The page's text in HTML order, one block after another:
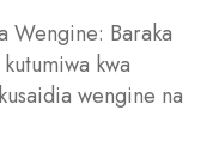
Wengine: Baraka
kwa
wengine na